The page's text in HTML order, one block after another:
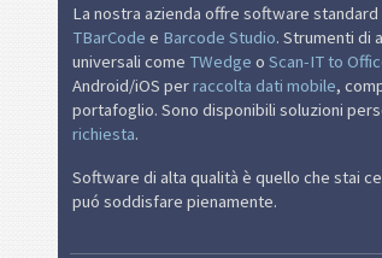
MAT
Etichette MAT
LTO
Etichette LTO
La nostra azienda offre software standard
TBarCode e Barcode Studio. Strumenti di
universali come TWedge o Scan-IT to
Android/iOS perraccolta dati mobile,
portafoglio. Sono disponibili soluzioni
richiesta.
Software di alta qualità è quello che stai
puó soddisfare pienamente.